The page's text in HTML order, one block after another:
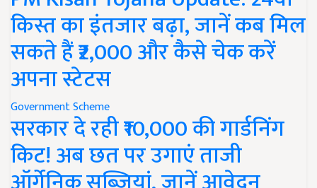
किस्त का इंतजार बढ़ा, जानें कब मिल
सकते हैं ₹2,000 और कैसे चेक करें
अपना स्टेटस
Government Scheme
सरकार दे रही ₹10,000 की गार्डनिंग
किट! अब छत पर उगाएं ताजी